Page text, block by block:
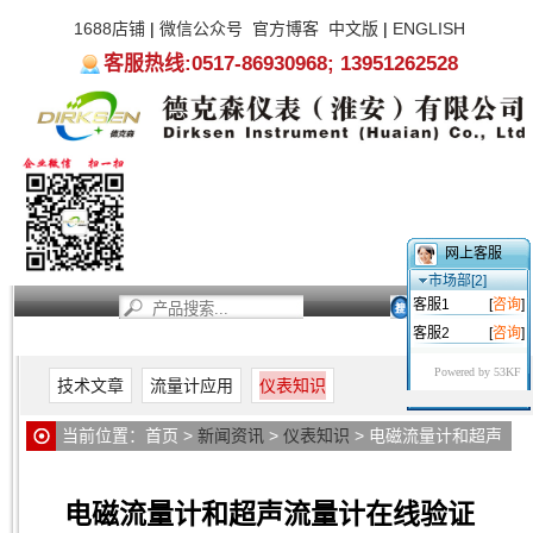
1688店铺| 微信公众号 官方博客 中文版 | ENGLISH
客服热线:0517-86930968; 13951262528
技术文章 流量计应用 仪表知识
当前位置： 首页 > 新闻资讯 > 仪表知识 > 电磁流量计和超声
电磁流量计和超声流量计在线验证
网上客服
市场部[2]
客服1
[咨询]
客服2
[咨询]
Powered by 53KF